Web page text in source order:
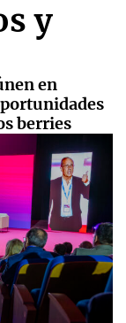
y
en
berries